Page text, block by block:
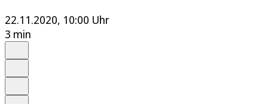
22.11.2020, 10:00 Uhr
3 min